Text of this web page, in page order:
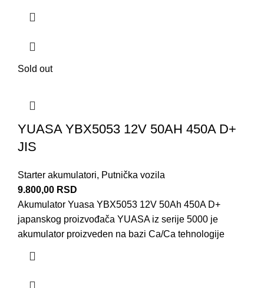
Sold out
YUASA YBX5053 12V 50AH 450A D+
JIS
Starter akumulatori, Putnička vozila
9.800,00 RSD
Akumulator Yuasa YBX5053 12V 50Ah 450A D+
japanskog proizvođača YUASA iz serije 5000 je
akumulator proizveden na bazi Ca/Ca tehnologije